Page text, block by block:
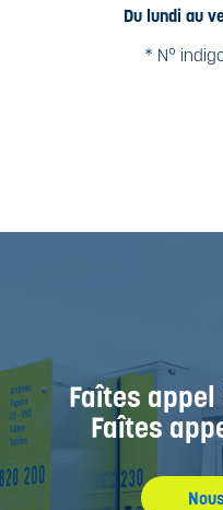
Du lundi au
* N°
Faîtes
Faîtes